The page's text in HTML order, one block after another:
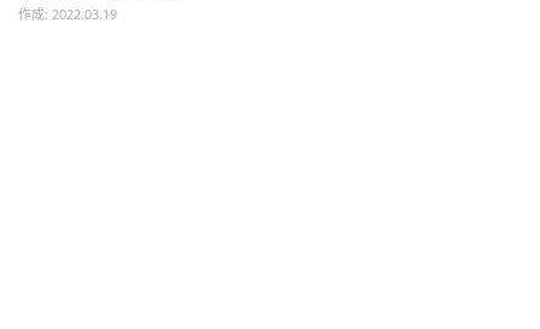
作成: 2022.03.19